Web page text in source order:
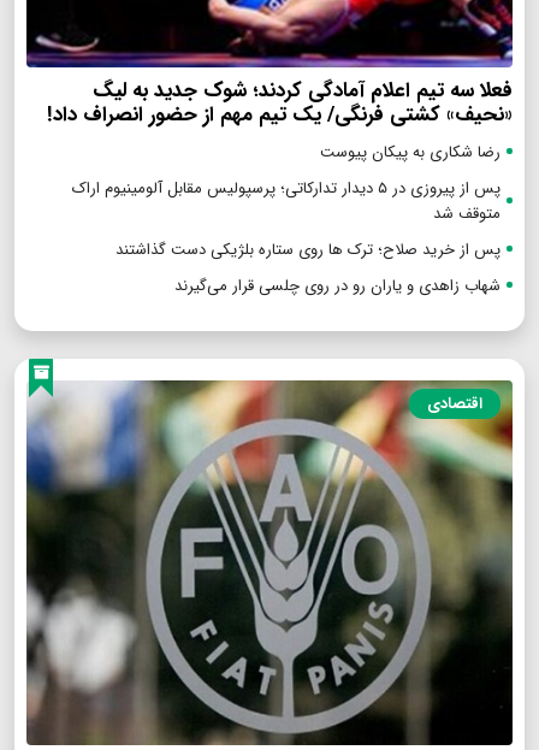
فعلا سه تیم اعلام آمادگی کردند؛ شوک جدید به لیگ
«نحیف» کشتی فرنگی/ یک تیم مهم از حضور انصراف داد!
رضا شکاری به پیکان پیوست
پس از پیروزی در ۵ دیدار تدارکاتی؛ پرسپولیس مقابل آلومینیوم اراک
متوقف شد
پس از خرید صلاح؛ ترک ها روی ستاره بلژیکی دست گذاشتند
شهاب زاهدی و یاران رو در روی چلسی قرار می‌گیرند
اقتصادی